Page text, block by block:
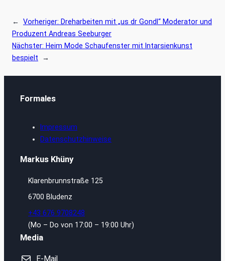
← Vorheriger: Dreharbeiten mit „us dr Gondl“ Moderator und
Produzent Andreas Seeburger
Nächster: Heim Mode Schaufenster mit Intarsienkunst
bespielt
→
Formales
Impressum
Datenschutzhinweise
Markus Khüny
Klarenbrunnstraße 125
6700 Bludenz
+43 676 9708248
(Mo – Do von 17:00 – 19:00 Uhr)
Media
E-Mail